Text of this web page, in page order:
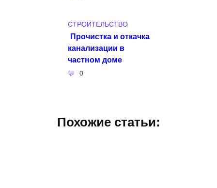
СТРОИТЕЛЬСТВО
Прочистка и откачка
канализации в
частном доме
0
Похожие статьи: